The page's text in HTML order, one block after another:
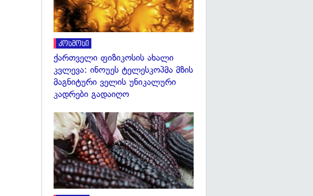
კოსმოსი
ქართველი ფიზიკოსის ახალი
კვლევა: ინოუეს ტელესკოპმა მზის
მაგნიტური ველის უნიკალური
კადრები გადაიღო